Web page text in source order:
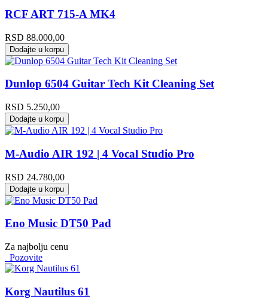
RCF ART 715-A MK4
RSD 88.000,00
Dodajte u korpu
Dunlop 6504 Guitar Tech Kit Cleaning Set
RSD 5.250,00
Dodajte u korpu
M-Audio AIR 192 | 4 Vocal Studio Pro
RSD 24.780,00
Dodajte u korpu
Eno Music DT50 Pad
Za najbolju cenu
Pozovite
Korg Nautilus 61